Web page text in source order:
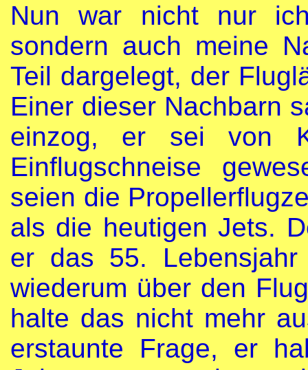
Nun war nicht nur
sondern auch meine
Teil dargelegt, der
Einer dieser Nachbarn
einzog, er sei von
Einflugschneise
seien die
als die heutigen Jets.
er das 55.
wiederum über den
halte das nicht mehr
erstaunte Frage, er